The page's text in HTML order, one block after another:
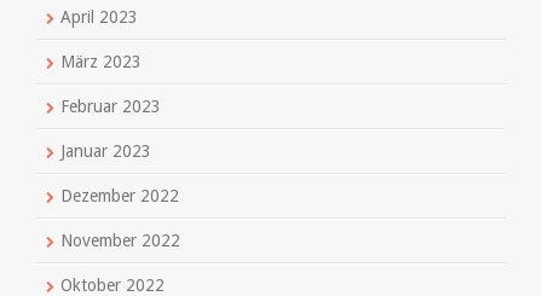
April 2023
März 2023
Februar 2023
Januar 2023
Dezember 2022
November 2022
Oktober 2022